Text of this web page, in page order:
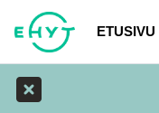
Siirry pääsisältöön
ETUSIVU